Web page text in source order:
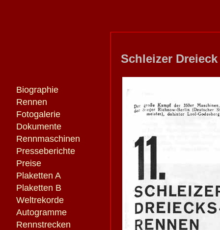
Biographie
Rennen
Fotogalerie
Dokumente
Rennmaschinen
Presseberichte
Preise
Plaketten A
Plaketten B
Weltrekorde
Autogramme
Rennstrecken
Schleizer Dreieck